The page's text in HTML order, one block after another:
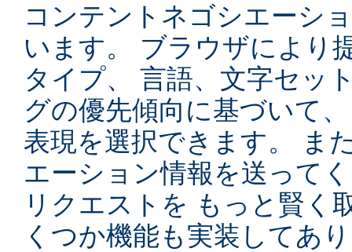
コンテントネゴシエーシ
います。 ブラウザにより
タイプ、 言語、文字セッ
グの優先傾向に基づいて
表現を選択できます。 ま
エーション情報を送って
リクエストを もっと賢く
くつか機能も実装してあ